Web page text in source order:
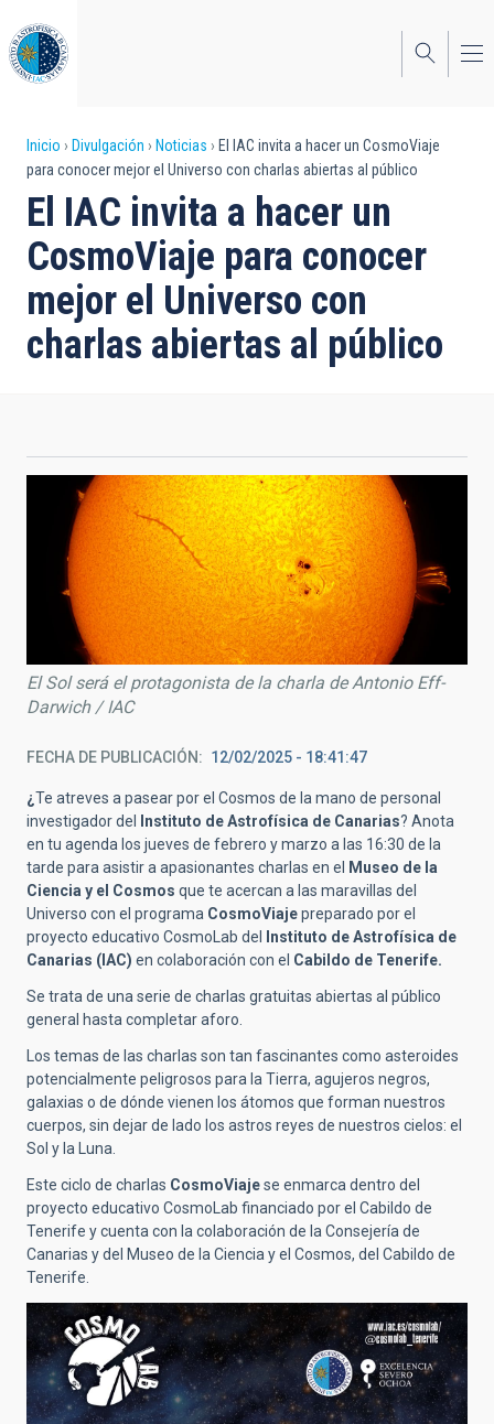
al
contenido
principal
Sobrescribir
enlaces
de
ayuda
a
la
Inicio Divulgación Noticias
El IAC invita a hacer un CosmoViaje
para conocer mejor el Universo con charlas abiertas al público
El IAC invita a hacer un
CosmoViaje para conocer
mejor el Universo con
charlas abiertas al público
El Sol será el protagonista de la charla de Antonio Eff-
Darwich / IAC
FECHA DE PUBLICACIÓN 12/02/2025 - 18:41:47
¿Te atreves a pasear por el Cosmos de la mano de personal
investigador del Instituto de Astrofísica de Canarias? Anota
en tu agenda los jueves de febrero y marzo a las 16:30 de la
tarde para asistir a apasionantes charlas en el Museo de la
Ciencia y el Cosmos que te acercan a las maravillas del
Universo con el programa CosmoViajepreparado por el
proyecto educativo CosmoLab del Instituto de Astrofísica de
Canarias (IAC) en colaboración con el Cabildo de Tenerife.
Se trata de una serie de charlas gratuitas abiertas al público
general hasta completar aforo.
Los temas de las charlas son tan fascinantes como asteroides
potencialmente peligrosos para la Tierra, agujeros negros,
galaxias o de dónde vienen los átomos que forman nuestros
cuerpos, sin dejar de lado los astros reyes de nuestros cielos: el
Sol y la Luna.
Este ciclo de charlas CosmoViajese enmarca dentro del
proyecto educativo CosmoLab financiado por el Cabildo de
Tenerife y cuenta con la colaboración de la Consejería de
Canarias y del Museo de la Ciencia y el Cosmos, del Cabildo de
Tenerife.